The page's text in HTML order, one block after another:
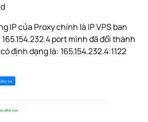
IP của Proxy chính là IP VPS ban
port mình đã đổi thành
định dạng là: 165.154.232.4:1122